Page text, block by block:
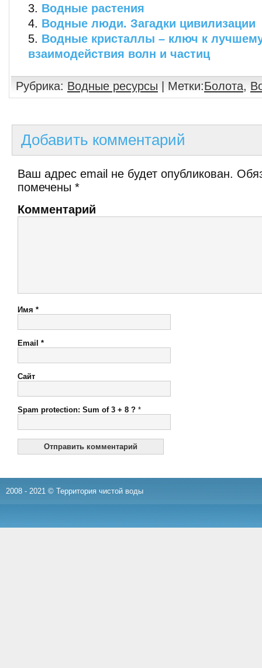
Водные растения
Водные люди. Загадки цивилизации
Водные кристаллы – ключ к
взаимодействия волн и частиц
Рубрика: Водные ресурсы | Метки:Болота,
Добавить комментарий
Ваш адрес email не будет опубликован.
помечены *
Комментарий
Имя *
Email *
Сайт
Spam protection: Sum of 3 + 8 ? *
2008 - 2021 © Территория чистой воды